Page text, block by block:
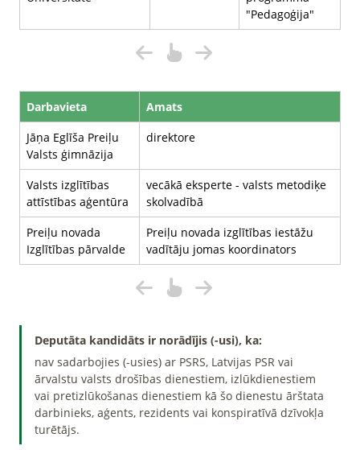
"Pedagoģija"
Darbavieta
Amats
Jāņa Eglīša Preiļu
Valsts ģimnāzija
direktore
Valsts izglītības
attīstības aģentūra
vecākā eksperte - valsts metodiķe
skolvadībā
Preiļu novada
Izglītības pārvalde
Preiļu novada izglītības iestāžu
vadītāju jomas koordinators
Deputāta kandidāts ir norādījis (-usi), ka:
nav sadarbojies (-usies) ar PSRS, Latvijas PSR vai
ārvalstu valsts drošības dienestiem, izlūkdienestiem
vai pretizlūkošanas dienestiem kā šo dienestu ārštata
darbinieks, aģents, rezidents vai konspiratīvā dzīvokļa
turētājs.